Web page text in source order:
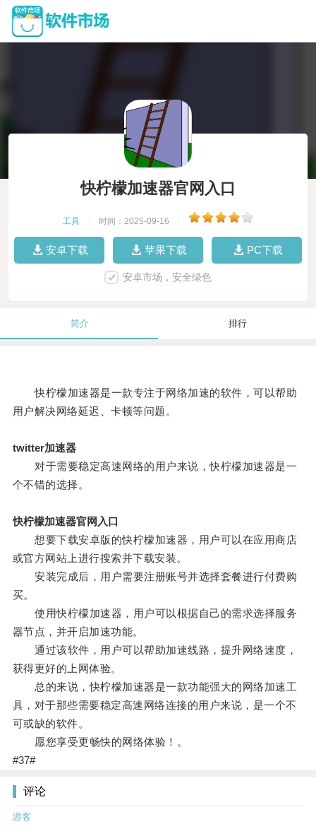
快柠檬加速器官网入口
工具 时间：2025-09-16
安卓下载 苹果下载 PC下载
安卓市场，安全绿色
简介 排行
快柠檬加速器是一款专注于网络加速的软件，可以帮助
用户解决网络延迟、卡顿等问题。
twitter加速器
对于需要稳定高速网络的用户来说，快柠檬加速器是一
个不错的选择。
快柠檬加速器官网入口
想要下载安卓版的快柠檬加速器，用户可以在应用商店
或官方网站上进行搜索并下载安装。
安装完成后，用户需要注册账号并选择套餐进行付费购
买。
使用快柠檬加速器，用户可以根据自己的需求选择服务
器节点，并开启加速功能。
通过该软件，用户可以帮助加速线路，提升网络速度，
获得更好的上网体验。
总的来说，快柠檬加速器是一款功能强大的网络加速工
具，对于那些需要稳定高速网络连接的用户来说，是一个不
可或缺的软件。
愿您享受更畅快的网络体验！。
#37#
评论
游客